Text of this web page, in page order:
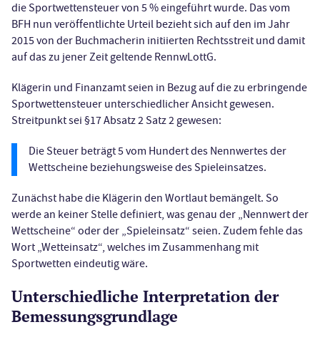
die Sportwettensteuer von 5 % eingeführt wurde. Das vom
BFH nun veröffentlichte Urteil bezieht sich auf den im Jahr
2015 von der Buchmacherin initiierten Rechtsstreit und damit
auf das zu jener Zeit geltende RennwLottG.
Klägerin und Finanzamt seien in Bezug auf die zu erbringende
Sportwettensteuer unterschiedlicher Ansicht gewesen.
Streitpunkt sei §17 Absatz 2 Satz 2 gewesen:
Die Steuer beträgt 5 vom Hundert des Nennwertes der
Wettscheine beziehungsweise des Spieleinsatzes.
Zunächst habe die Klägerin den Wortlaut bemängelt. So
werde an keiner Stelle definiert, was genau der „Nennwert der
Wettscheine“ oder der „Spieleinsatz“ seien. Zudem fehle das
Wort „Wetteinsatz“, welches im Zusammenhang mit
Sportwetten eindeutig wäre.
Unterschiedliche Interpretation der
Bemessungsgrundlage